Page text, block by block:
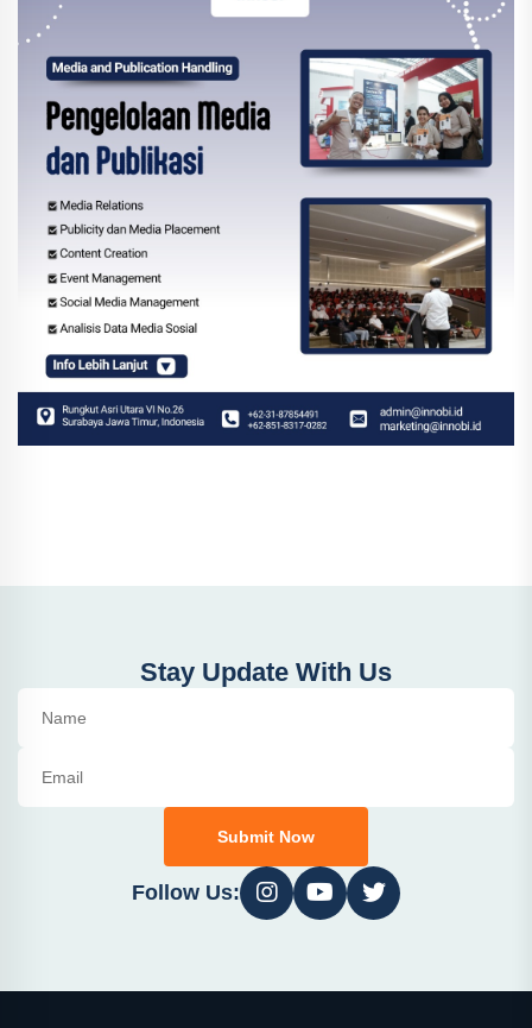
Stay Update With Us
Submit Now
Follow Us: